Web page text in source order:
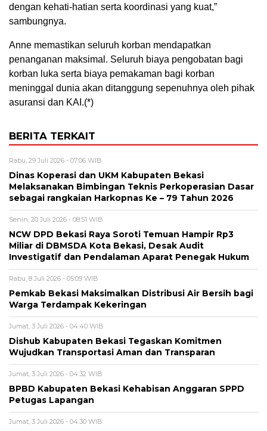
dengan kehati-hatian serta koordinasi yang kuat,”
sambungnya.
Anne memastikan seluruh korban mendapatkan
penanganan maksimal. Seluruh biaya pengobatan bagi
korban luka serta biaya pemakaman bagi korban
meninggal dunia akan ditanggung sepenuhnya oleh pihak
asuransi dan KAI.(*)
BERITA TERKAIT
Rabu, 29 Juli 2026 - 07:06 WIB
Dinas Koperasi dan UKM Kabupaten Bekasi
Melaksanakan Bimbingan Teknis Perkoperasian Dasar
sebagai rangkaian Harkopnas Ke – 79 Tahun 2026
Senin, 20 Juli 2026 - 08:51 WIB
NCW DPD Bekasi Raya Soroti Temuan Hampir Rp3
Miliar di DBMSDA Kota Bekasi, Desak Audit
Investigatif dan Pendalaman Aparat Penegak Hukum
Rabu, 8 Juli 2026 - 05:09 WIB
Pemkab Bekasi Maksimalkan Distribusi Air Bersih bagi
Warga Terdampak Kekeringan
Jumat, 3 Juli 2026 - 04:40 WIB
Dishub Kabupaten Bekasi Tegaskan Komitmen
Wujudkan Transportasi Aman dan Transparan
Jumat, 3 Juli 2026 - 04:32 WIB
BPBD Kabupaten Bekasi Kehabisan Anggaran SPPD
Petugas Lapangan
Jumat, 3 Juli 2026 - 04:30 WIB